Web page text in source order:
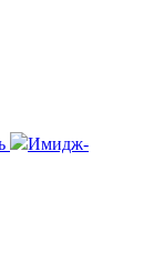
Имидж-